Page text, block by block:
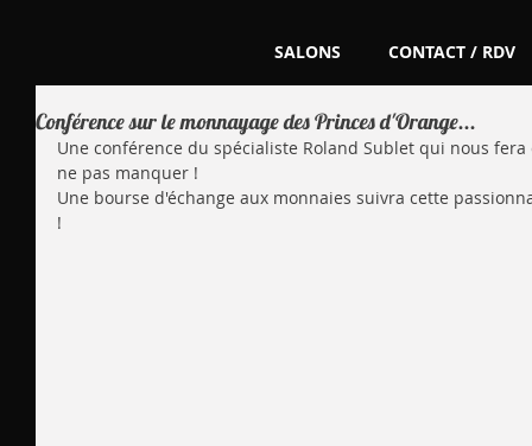
SALONS CONTACT / RDV
Conférence sur le monnayage des Princes d'Orange...
Une conférence du spécialiste Roland Sublet qui nous
ne pas manquer !
Une bourse d'échange aux monnaies suivra cette
!